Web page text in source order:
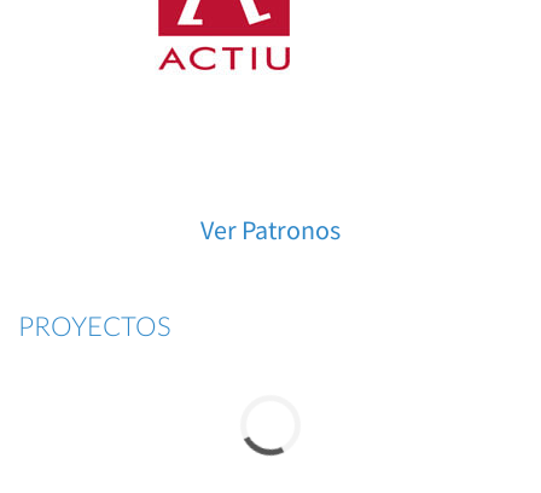
Ver Patronos
PROYECTOS